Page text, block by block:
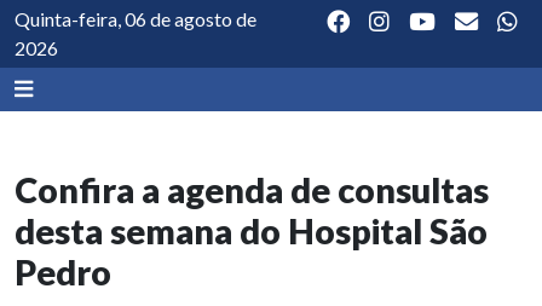
Quinta-feira, 06 de agosto de
2026
Confira a agenda de consultas
desta semana do Hospital São
Pedro